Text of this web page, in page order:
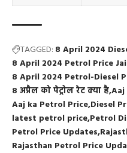
TAGGED: 8 April 2024
8 April 2024 Petrol Price
8 April 2024 Petrol-Diesel
8 अप्रैल को पेट्रोल रेट क्या हैAaj
Aaj ka Petrol Price Diesel
latest petrol price Petrol
Petrol Price Updates
Rajasthan Petrol Price